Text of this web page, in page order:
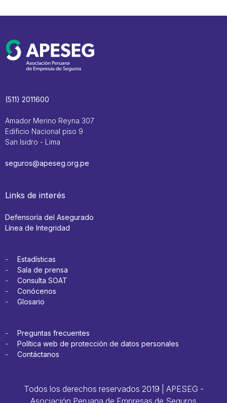
(511) 2011600
Amador Merino Reyna 307
Edificio Nacional piso 9
San Isidro - Lima
seguros@apeseg.org.pe
Links de interés
Defensoría del Asegurado
Línea de Integridad
Estadísticas
Sala de prensa
Consulta SOAT
Conócenos
Glosario
Preguntas frecuentes
Política web de protección de datos personales
Contáctanos
Todos los derechos reservados 2019 | APESEG -
Asociación Peruana de Empresas de Seguros